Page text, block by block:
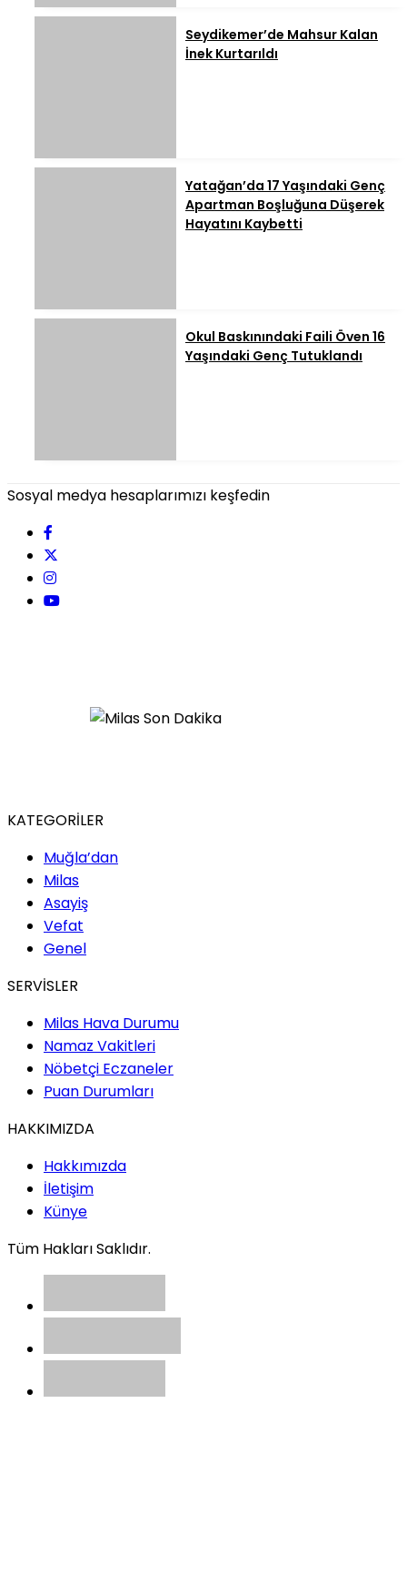
Seydikemer’de Mahsur Kalan
İnek Kurtarıldı
Yatağan’da 17 Yaşındaki Genç
Apartman Boşluğuna Düşerek
Hayatını Kaybetti
Okul Baskınındaki Faili Öven 16
Yaşındaki Genç Tutuklandı
Sosyal medya hesaplarımızı keşfedin
KATEGORİLER
Muğla’dan
Milas
Asayiş
Vefat
Genel
SERVİSLER
Milas Hava Durumu
Namaz Vakitleri
Nöbetçi Eczaneler
Puan Durumları
HAKKIMIZDA
Hakkımızda
İletişim
Künye
Tüm Hakları Saklıdır.